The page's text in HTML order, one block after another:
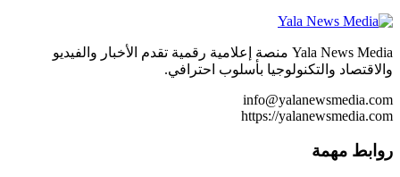
Yala News Media منصة إعلامية رقمية تقدم الأخبار والفيديو
والاقتصاد والتكنولوجيا بأسلوب احترافي.
info@yalanewsmedia.com
https://yalanewsmedia.com
روابط مهمة